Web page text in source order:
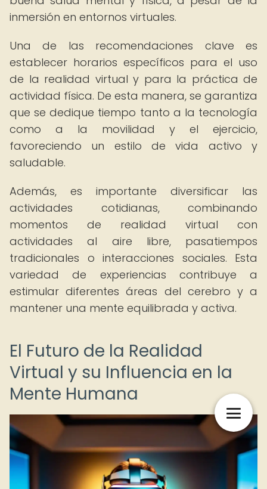
inmersión en entornos virtuales.
Una de las recomendaciones clave es
establecer horarios específicos para el uso
de la realidad virtual y para la práctica de
actividad física. De esta manera, se garantiza
que se dedique tiempo tanto a la tecnología
como a la movilidad y el ejercicio,
favoreciendo un estilo de vida activo y
saludable.
Además, es importante diversificar las
actividades cotidianas, combinando
momentos de realidad virtual con
actividades al aire libre, pasatiempos
tradicionales o interacciones sociales. Esta
variedad de experiencias contribuye a
estimular diferentes áreas del cerebro y a
mantener una mente equilibrada y activa.
El Futuro de la Realidad
Virtual y su Influencia en la
Mente Humana